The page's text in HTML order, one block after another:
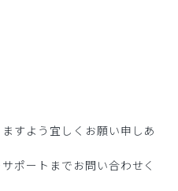
すよう宜しくお願い申しあ
ポートまでお問い合わせく